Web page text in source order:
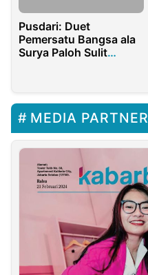
Pusdari: Duet
Pemersatu Bangsa ala
Surya Paloh Sulit
MEDIA PARTNER